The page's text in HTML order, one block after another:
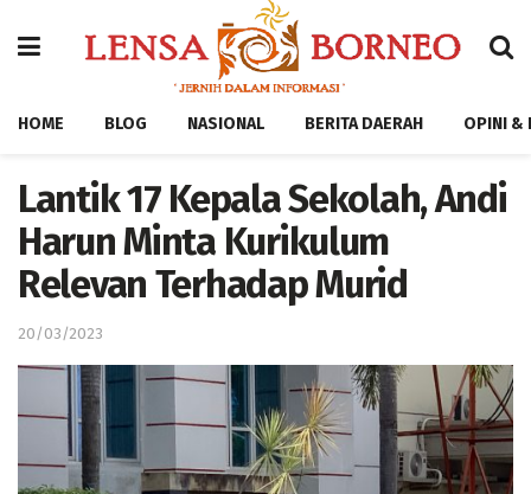
HOME BLOG NASIONAL BERITA DAERAH OPINI &
Lantik 17 Kepala Sekolah, Andi
Harun Minta Kurikulum
Relevan Terhadap Murid
20/03/2023